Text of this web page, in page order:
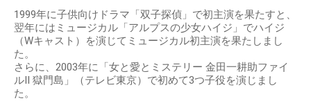
1999年に子供向けドラマ「双子探偵」で初主演を果たすと、
翌年にはミュージカル「アルプスの少女ハイジ」でハイジ
（Wキャスト）を演じてミュージカル初主演を果たしまし
た。
さらに、2003年に「女と愛とミステリー 金田一耕助ファイ
ルII 獄門島」（テレビ東京）で初めて3つ子役を演じまし
た。